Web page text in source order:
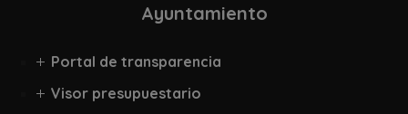
Ayuntamiento
Portal de transparencia
Visor presupuestario